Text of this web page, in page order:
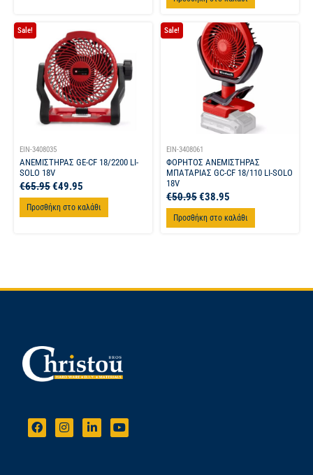
Sale!
EIN-3408035
ΑΝΕΜΙΣΤΗΡΑΣ GE-CF 18/2200 LI-
SOLO 18V
€65.95€49.95
Προσθήκη στο καλάθι
Sale!
EIN-3408061
ΦΟΡΗΤΟΣ ΑΝΕΜΙΣΤΗΡΑΣ
ΜΠΑΤΑΡΙΑΣ GC-CF 18/110 LI-SOLO
18V
€50.95€38.95
Προσθήκη στο καλάθι